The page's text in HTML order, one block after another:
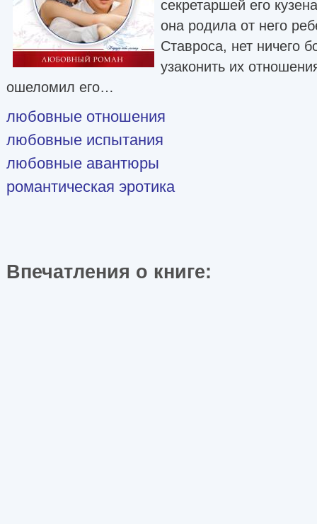
секретаршей его
она родила от него
Ставроса, нет ничего
узаконить их
ошеломил его…
любовные отношения
любовные испытания
любовные авантюры
романтическая эротика
Впечатления о книге: